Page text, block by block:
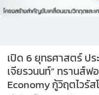
เปิด 6 ยุทธศาสตร์ ป
เจียรวนนท์” ทรานส์ฟ
Economy กู้วิฤตไวรั